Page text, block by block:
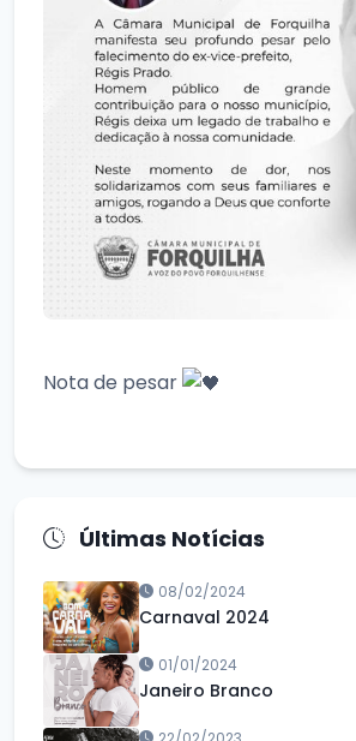
Nota de pesar
Últimas Notícias
08/02/2024
Carnaval 2024
01/01/2024
Janeiro Branco